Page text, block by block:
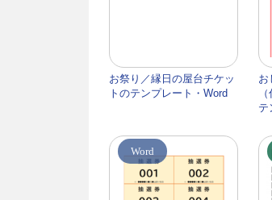
お祭り／縁日の屋台チケッ
トのテンプレート・Word
お
テ
Word